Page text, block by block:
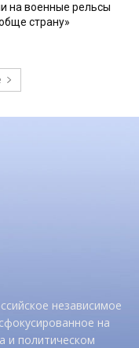
на военные рельсы
страну»
независимое
на
и политическом